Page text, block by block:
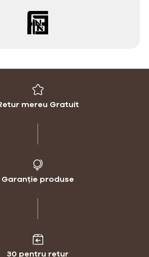
mereu Gratuit
Garanție produse
30 pentru retur